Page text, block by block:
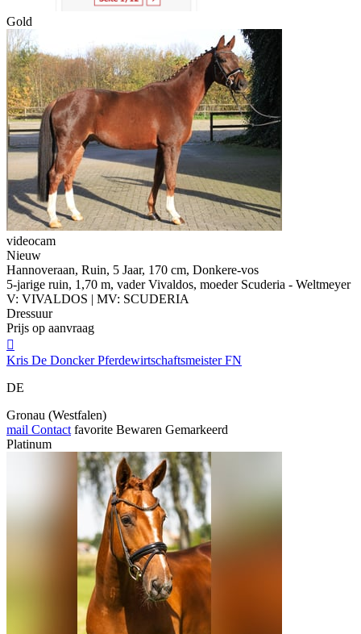
Gold
videocam
Nieuw
Hannoveraan, Ruin, 5 Jaar, 170 cm, Donkere-vos
5-jarige ruin, 1,70 m, vader Vivaldos, moeder Scuderia - Weltmeyer
V: VIVALDOS | MV: SCUDERIA
Dressuur
Prijs op aanvraag

Kris De Doncker Pferdewirtschaftsmeister FN
DE
Gronau (Westfalen)
mail Contact favorite Bewaren Gemarkeerd
Platinum